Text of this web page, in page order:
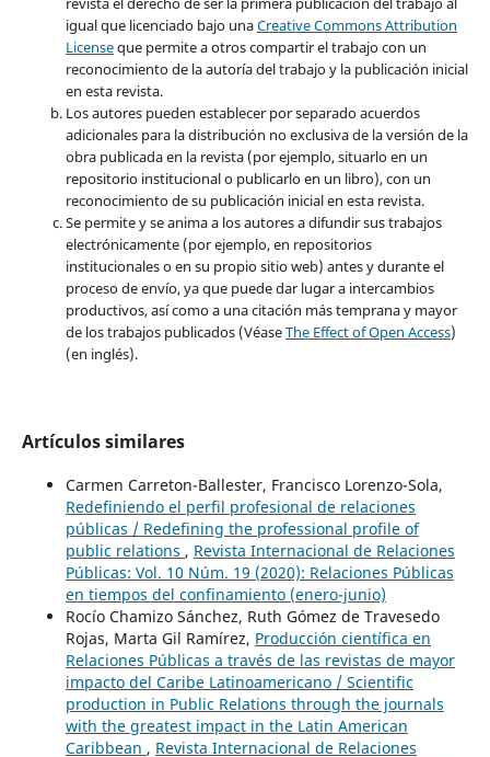
igual que licenciado bajo unaCreative Commons Attribution
Licenseque permite a otros compartir el trabajo con un
reconocimiento de la autoría del trabajo y la publicación inicial
en esta revista.
Los autores pueden establecer por separado acuerdos
adicionales para la distribución no exclusiva de la versión de la
obra publicada en la revista (por ejemplo, situarlo en un
repositorio institucional o publicarlo en un libro), con un
reconocimiento de su publicación inicial en esta revista.
Se permite y se anima a los autores a difundir sus trabajos
electrónicamente (por ejemplo, en repositorios
institucionales o en su propio sitio web) antes y durante el
proceso de envío, ya que puede dar lugar a intercambios
productivos, así como a una citación más temprana y mayor
de los trabajos publicados (VéaseThe Effect of Open Access)
(en inglés).
Artículos similares
Carmen Carreton-Ballester, Francisco Lorenzo-Sola,
Redefiniendo el perfil profesional de relaciones
públicas / Redefining the professional profile of
public relations , Revista Internacional de Relaciones
Públicas: Vol. 10 Núm. 19 (2020): Relaciones Públicas
en tiempos del confinamiento (enero-junio)
Rocío Chamizo Sánchez, Ruth Gómez de Travesedo
Rojas, Marta Gil Ramírez, Producción científica en
Relaciones Públicas a través de las revistas de mayor
impacto del Caribe Latinoamericano / Scientific
production in Public Relations through the journals
with the greatest impact in the Latin American
Caribbean , Revista Internacional de Relaciones